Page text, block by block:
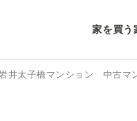
家を買う
井太子橋マンション 中古マ